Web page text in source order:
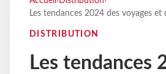
Les tendances 2024 des voyages et
DISTRIBUTION
Les tendances